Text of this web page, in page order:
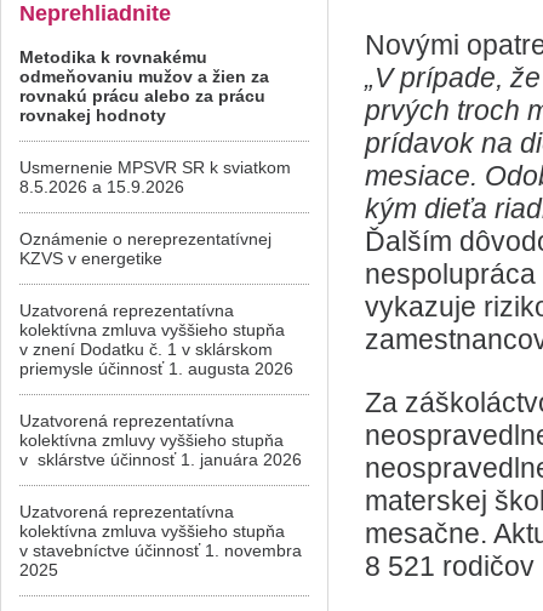
Novými
„V prípade,
prvých troch
prídavok na
mesiace.
kým dieťa
Ďalším
vykazuje
Za
materskej
mesačne.
8 521
Neprehliadnite
Metodika k rovnakému
odmeňovaniu mužov a žien za
rovnakú prácu alebo za prácu
rovnakej hodnoty
Usmernenie MPSVR SR k sviatkom
8.5.2026 a 15.9.2026
Oznámenie o nereprezentatívnej
KZVS v energetike
Uzatvorená reprezentatívna
kolektívna zmluva vyššieho stupňa
v znení Dodatku č. 1 v sklárskom
priemysle účinnosť 1. augusta 2026
Uzatvorená reprezentatívna
kolektívna zmluvy vyššieho stupňa
v sklárstve účinnosť 1. januára 2026
Uzatvorená reprezentatívna
kolektívna zmluva vyššieho stupňa
v stavebníctve účinnosť 1. novembra
2025